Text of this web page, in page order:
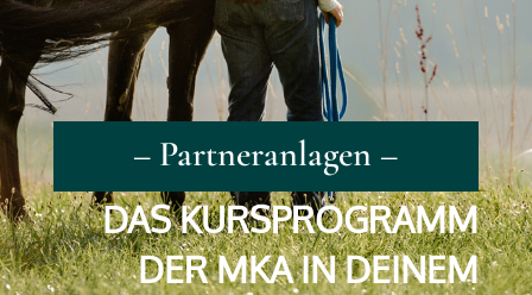
– Partneranlagen –
DAS KURSPROGRAMM
DER MKA­ IN DEINEM